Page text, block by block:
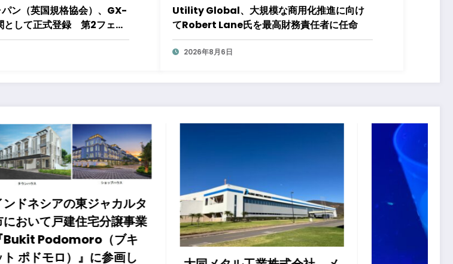
ン（英国規格協会）、GX-
として正式登録 第2フェー
が義務化、企業の対応はど
的拘束力をもつGX-ETSの
Utility Global、大規模な商用化推進に向け
てRobert Lane氏を最高財務責任者に任命
2026年8月6日
タ
業